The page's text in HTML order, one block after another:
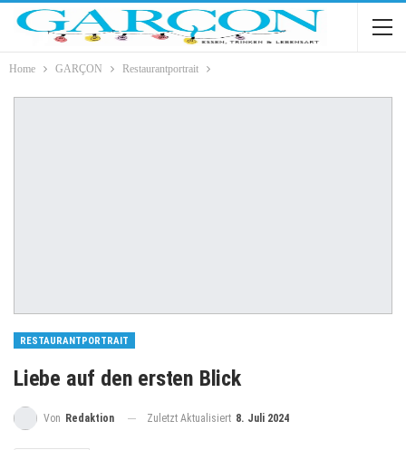
Home GARÇON Restaurantportrait
RESTAURANTPORTRAIT
Liebe auf den ersten Blick
Von Redaktion Zuletzt Aktualisiert 8. Juli 2024